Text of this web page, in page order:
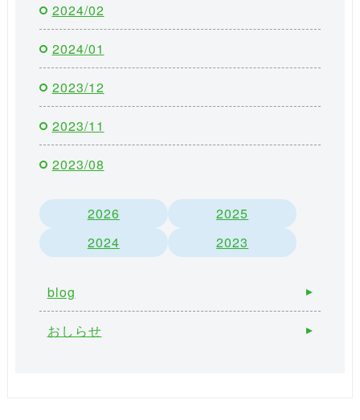
2024/02
2024/01
2023/12
2023/11
2023/08
2026
2025
2024
2023
blog
おしらせ